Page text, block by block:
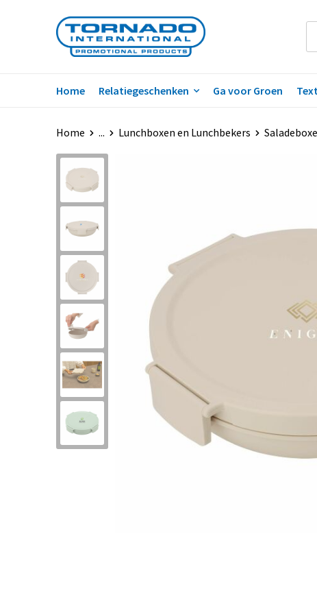
Home Relatiegeschenken Ga voor Groen
Home ... Lunchboxen en Lunchbekers